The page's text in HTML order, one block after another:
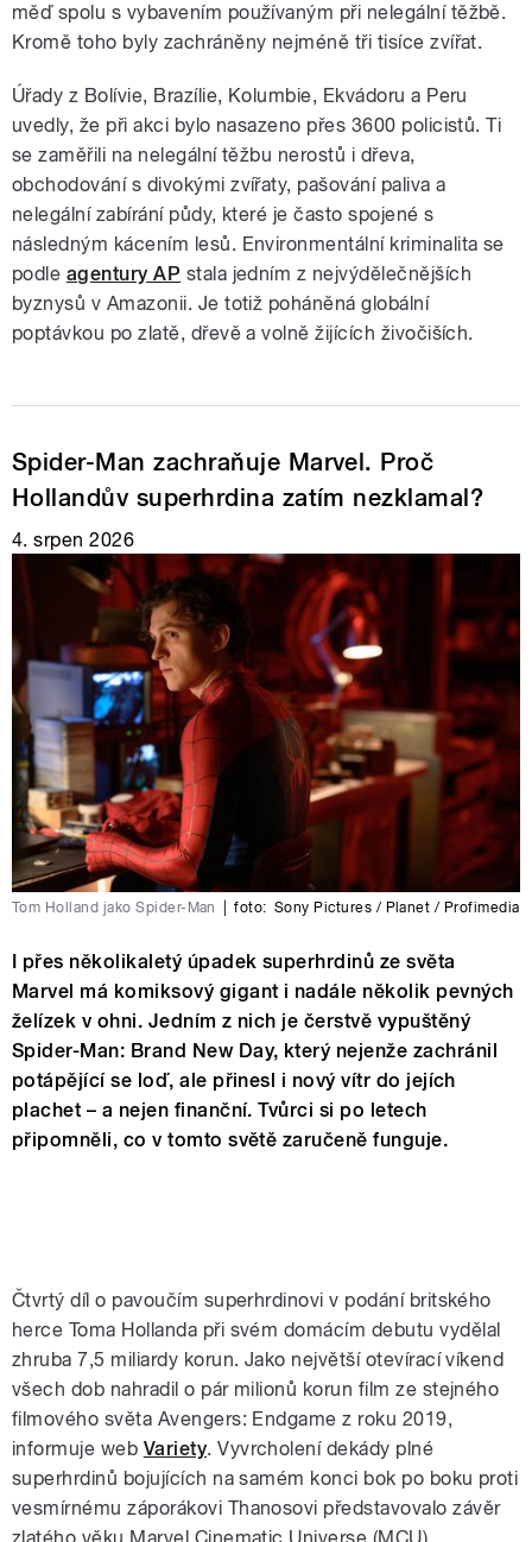
měď spolu s vybavením používaným při nelegální těžbě.
Kromě toho byly zachráněny nejméně tři tisíce zvířat.
Úřady z Bolívie, Brazílie, Kolumbie, Ekvádoru a Peru
uvedly, že při akci bylo nasazeno přes 3600 policistů. Ti
se zaměřili na nelegální těžbu nerostů i dřeva,
obchodování s divokými zvířaty, pašování paliva a
nelegální zabírání půdy, které je často spojené s
následným kácením lesů. Environmentální kriminalita se
podle agentury AP stala jedním z nejvýdělečnějších
byznysů v Amazonii. Je totiž poháněná globální
poptávkou po zlatě, dřevě a volně žijících živočiších.
Spider-Man zachraňuje Marvel. Proč
Hollandův superhrdina zatím nezklamal?
4. srpen 2026
Tom Holland jako Spider-Man foto: Sony Pictures / Planet / Profimedia
I přes několikaletý úpadek superhrdinů ze světa
Marvel má komiksový gigant i nadále několik pevných
želízek v ohni. Jedním z nich je čerstvě vypuštěný
Spider-Man: Brand New Day, který nejenže zachránil
potápějící se loď, ale přinesl i nový vítr do jejích
plachet – a nejen finanční. Tvůrci si po letech
připomněli, co v tomto světě zaručeně funguje.
Čtvrtý díl o pavoučím superhrdinovi v podání britského
herce Toma Hollanda při svém domácím debutu vydělal
zhruba 7,5 miliardy korun. Jako největší otevírací víkend
všech dob nahradil o pár milionů korun film ze stejného
filmového světa Avengers: Endgame z roku 2019,
informuje web Variety. Vyvrcholení dekády plné
superhrdinů bojujících na samém konci bok po boku proti
vesmírnému záporákovi Thanosovi představovalo závěr